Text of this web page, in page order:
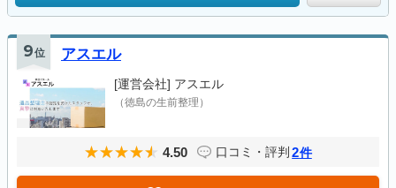
9位 アスエル
[運営会社] アスエル
（徳島の生前整理）
4.50 口コミ・評判 2件